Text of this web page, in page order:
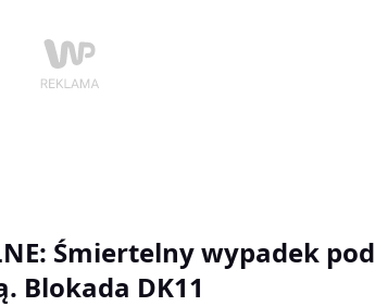
Śmiertelny wypadek pod
Blokada DK11